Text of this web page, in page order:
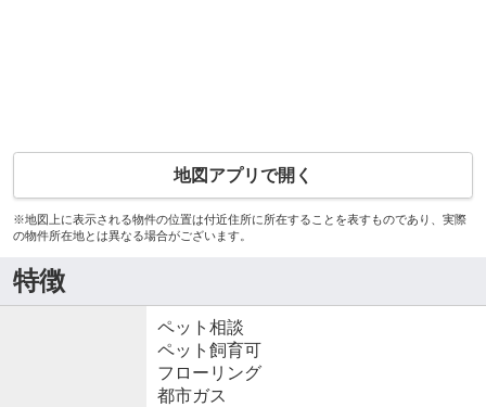
地図アプリで開く
※地図上に表示される物件の位置は付近住所に所在することを表すものであり、実際
の物件所在地とは異なる場合がございます。
特徴
ペット相談
ペット飼育可
フローリング
都市ガス